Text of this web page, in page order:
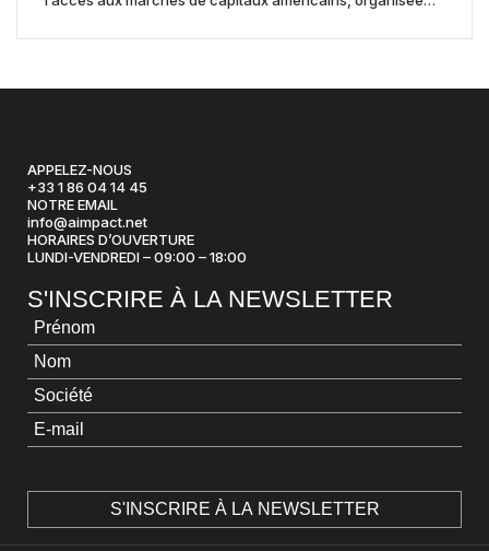
APPELEZ-NOUS
+33 1 86 04 14 45
NOTRE EMAIL
info@aimpact.net
HORAIRES D’OUVERTURE
LUNDI-VENDREDI – 09:00 – 18:00
S'INSCRIRE À LA NEWSLETTER